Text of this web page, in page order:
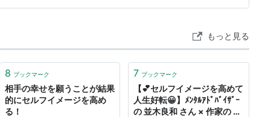
もっと見る
8 ブックマーク
相手の幸せを願うことが結果
的にセルフイメージを高め
る！
7 ブックマーク
【💕セルフイメージを高めて
人生好転😀】ﾒﾝﾀﾙｱﾄﾞﾊﾞｲｻﾞｰ
の 並木良和 さん × 作家の 本